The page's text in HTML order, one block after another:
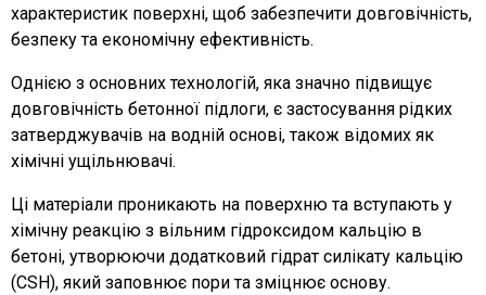
характеристик поверхні, щоб забезпечити довговічність,
безпеку та економічну ефективність.
Однією з основних технологій, яка значно підвищує
довговічність бетонної підлоги, є застосування рідких
затверджувачів на водній основі, також відомих як
хімічні ущільнювачі.
Ці матеріали проникають на поверхню та вступають у
хімічну реакцію з вільним гідроксидом кальцію в
бетоні, утворюючи додатковий гідрат силікату кальцію
(CSH), який заповнює пори та зміцнює основу.